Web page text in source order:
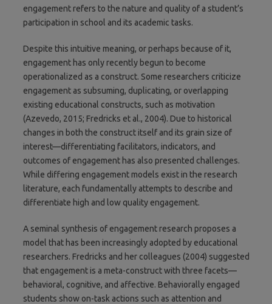
engagement refers to the nature and quality of a student’s
participation in school and its academic tasks.
Despite this intuitive meaning, or perhaps because of it,
engagement has only recently begun to become
operationalized as a construct. Some researchers criticize
engagement as subsuming, duplicating, or overlapping
existing educational constructs, such as motivation
(Azevedo, 2015; Fredricks et al., 2004). Due to historical
changes in both the construct itself and its grain size of
interest—differentiating facilitators, indicators, and
outcomes of engagement has also presented challenges.
While differing engagement models exist in the research
literature, each fundamentally attempts to describe and
differentiate high and low quality engagement.
A seminal synthesis of engagement research proposes a
model that has been increasingly adopted by educational
researchers. Fredricks and her colleagues (2004) suggested
that engagement is a meta-construct with three facets—
behavioral, cognitive, and affective. Behaviorally engaged
students show on-task actions such as attention and